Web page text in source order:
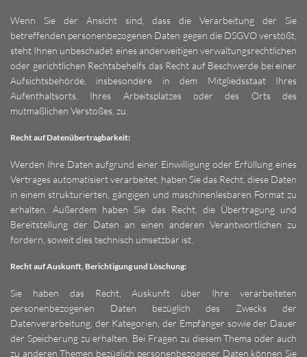
Wenn Sie der Ansicht sind, dass die Verarbeitung der Sie
betreffenden personenbezogenen Daten gegen die DSGVO verstößt,
steht Ihnen unbeschadet eines anderweitigen verwaltungsrechtlichen
oder gerichtlichen Rechtsbehelfs das Recht auf Beschwerde bei einer
Aufsichtsbehörde, insbesondere in dem Mitgliedsstaat Ihres
Aufenthaltsorts, Ihres Arbeitsplatzes oder des Orts des
mutmaßlichen Verstoßes, zu.
Recht auf Datenübertragbarkeit:
Werden Ihre Daten aufgrund einer Einwilligung oder Erfüllung eines
Vertrages automatisiert verarbeitet, haben Sie das Recht, diese Daten
in einem strukturierten, gängigen und maschinenlesbaren Format zu
erhalten. Außerdem haben Sie das Recht, die Übertragung und
Bereitstellung der Daten an einen anderen Verantwortlichen zu
fordern, soweit dies technisch umsetzbar ist.
Recht auf Auskunft, Berichtigung und Löschung:
Sie haben das Recht, Auskunft über Ihre verarbeiteten
personenbezogenen Daten bezüglich des Zwecks der
Datenverarbeitung, der Kategorien, der Empfänger sowie der Dauer
der Speicherung zu erhalten. Bei Fragen zu diesem Thema oder auch
zu anderen Themen bezüglich personenbezogener Daten können Sie